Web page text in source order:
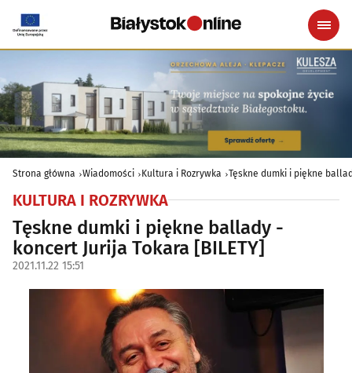
Strona główna Wiadomości Kultura i Rozrywka Tęskne dumki i piękne
KULTURA I ROZRYWKA
Tęskne dumki i piękne ballady -
koncert Jurija Tokara [BILETY]
2021.11.22 15:51